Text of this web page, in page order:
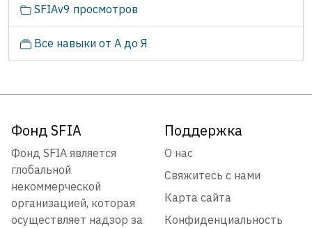
я
SFIAv9 просмотров
Все навыки от А до Я
Фонд SFIA
Фонд SFIA является
глобальной
некоммерческой
организацией, которая
осуществляет надзор за
Поддержка
О нас
Свяжитесь с нами
Карта сайта
Конфиденциальность